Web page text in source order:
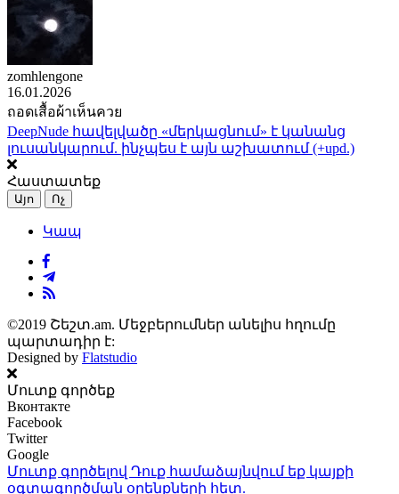
zomhlengone
16.01.2026
ถอดเสื้อผ้าเห็นควย
DeepNude հավելվածը «մերկացնում» է կանանց
լուսանկարում. ինչպես է այն աշխատում (+upd.)
Հաստատեք
Այո Ոչ
Կապ
©2019 Շեշտ.am. Մեջբերումներ անելիս հղումը
պարտադիր է:
Designed by Flatstudio
Մուտք գործեք
Вконтакте
Facebook
Twitter
Google
Մուտք գործելով Դուք համաձայնվում եք կայքի
օգտագործման օրենքների հետ.